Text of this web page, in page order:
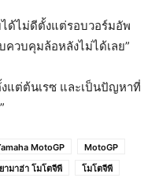
ได้ไม่ดีตั้งแต่รอบวอร์มอัพ
วบคุมล้อหลังไม่ได้เลย”
แต่ต้นเรซ และเป็นปัญหาที่
MotoGP
MotoGP
ามาฮ่า โมโตจีพี โมโตจีพี